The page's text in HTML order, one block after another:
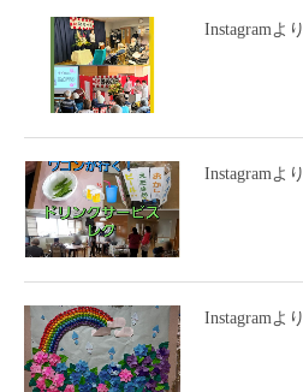
Instagramより
Instagramより
Instagramより